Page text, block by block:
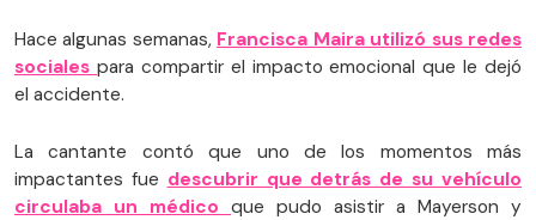
Hace algunas semanas, Francisca Maira utilizó sus redes
sociales para compartir el impacto emocional que le dejó
el accidente.
La cantante contó que uno de los momentos más
impactantes fue descubrir que detrás de su vehículo
circulaba un médico que pudo asistir a Mayerson y